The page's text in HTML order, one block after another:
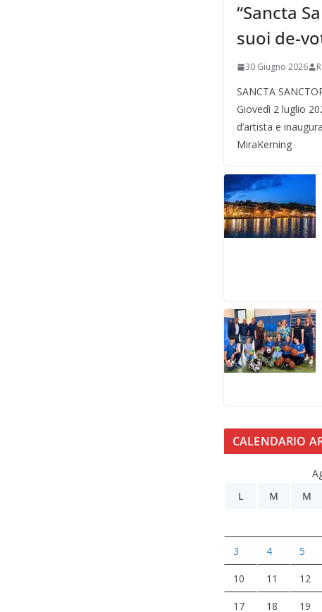
“Sancta
suoi de-
30 Giugno 2026
SANCTA
Giovedì 2 luglio
d’artista e
MiraKerning
CALENDARIO
L
M M
3 4 5
10 11 12
17 18 19